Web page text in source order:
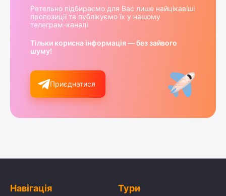
Ретельно підбираємо для Вас лише найцікавіші
пропозиції та публікуємо їх у нашому
телеграм-каналі
Тільки корисна інформація — без зайвого
шуму!
Приєднатися
Навігація Тури